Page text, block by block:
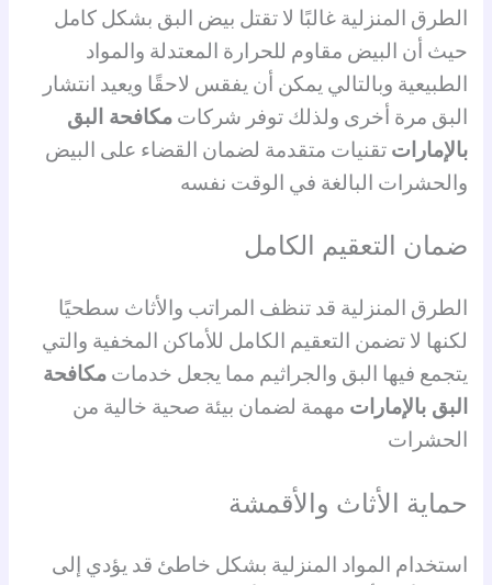
الطرق المنزلية غالبًا لا تقتل بيض البق بشكل كامل
حيث أن البيض مقاوم للحرارة المعتدلة والمواد
الطبيعية وبالتالي يمكن أن يفقس لاحقًا ويعيد انتشار
البق مرة أخرى ولذلك توفر شركاتمكافحة البق
بالإمارات تقنيات متقدمة لضمان القضاء على البيض
والحشرات البالغة في الوقت نفسه
ضمان التعقيم الكامل
الطرق المنزلية قد تنظف المراتب والأثاث سطحيًا
لكنها لا تضمن التعقيم الكامل للأماكن المخفية والتي
يتجمع فيها البق والجراثيم مما يجعل خدماتمكافحة
البق بالإمارات مهمة لضمان بيئة صحية خالية من
الحشرات
حماية الأثاث والأقمشة
استخدام المواد المنزلية بشكل خاطئ قد يؤدي إلى